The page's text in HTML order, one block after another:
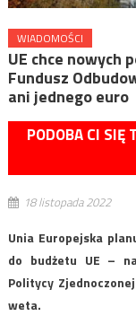
WIADOMOŚCI
UE chce nowych
Fundusz
ani jednego euro
PODOBA CI SIĘ
18 listopada 2022
Unia Europejska
do budżetu UE –
Politycy
weta.